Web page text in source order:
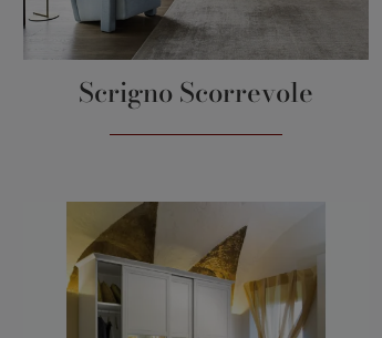
Scrigno Scorrevole